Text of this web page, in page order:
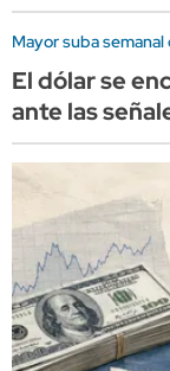
Mayor suba
El dólar se
ante las